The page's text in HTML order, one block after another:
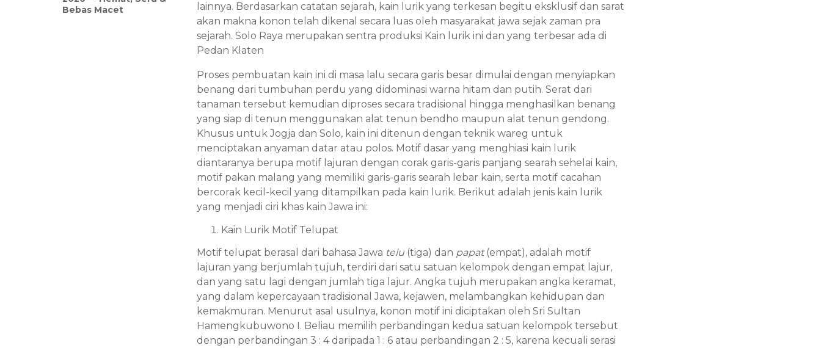
Bebas Macet
lainnya. Berdasarkan catatan sejarah, kain lurik yang terkesan begitu eksklusif dan sarat
akan makna konon telah dikenal secara luas oleh masyarakat jawa sejak zaman pra
sejarah. Solo Raya merupakan sentra produksi Kain lurik ini dan yang terbesar ada di
Pedan Klaten
Proses pembuatan kain ini di masa lalu secara garis besar dimulai dengan menyiapkan
benang dari tumbuhan perdu yang didominasi warna hitam dan putih. Serat dari
tanaman tersebut kemudian diproses secara tradisional hingga menghasilkan benang
yang siap di tenun menggunakan alat tenun bendho maupun alat tenun gendong.
Khusus untuk Jogja dan Solo, kain ini ditenun dengan teknik wareg untuk
menciptakan anyaman datar atau polos. Motif dasar yang menghiasi kain lurik
diantaranya berupa motif lajuran dengan corak garis-garis panjang searah sehelai kain,
motif pakan malang yang memiliki garis-garis searah lebar kain, serta motif cacahan
bercorak kecil-kecil yang ditampilkan pada kain lurik. Berikut adalah jenis kain lurik
yang menjadi ciri khas kain Jawa ini:
Kain Lurik Motif Telupat
Motif telupat berasal dari bahasa Jawa telu (tiga) dan papat(empat), adalah motif
lajuran yang berjumlah tujuh, terdiri dari satu satuan kelompok dengan empat lajur,
dan yang satu lagi dengan jumlah tiga lajur. Angka tujuh merupakan angka keramat,
yang dalam kepercayaan tradisional Jawa, kejawen, melambangkan kehidupan dan
kemakmuran. Menurut asal usulnya, konon motif ini diciptakan oleh Sri Sultan
Hamengkubuwono I. Beliau memilih perbandingan kedua satuan kelompok tersebut
dengan perbandingan 3 : 4 daripada 1 : 6 atau perbandingan 2 : 5, karena kecuali serasi